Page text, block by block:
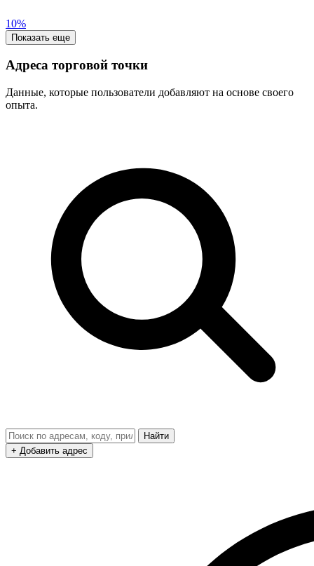
10%
Показать еще
Адреса торговой точки
Данные, которые пользователи добавляют на основе своего
опыта.
Найти
+ Добавить адрес